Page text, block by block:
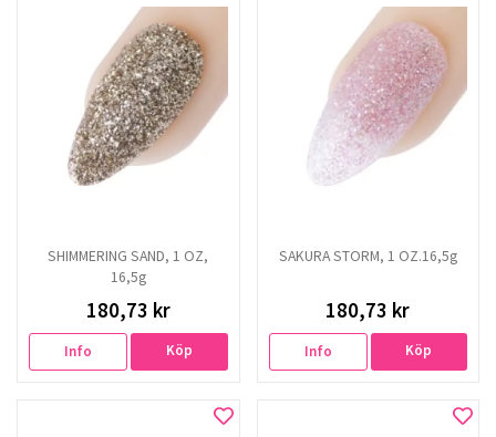
SHIMMERING SAND, 1 OZ,
16,5g
180,73 kr
Info Köp
SAKURA STORM, 1 OZ.16,5g
180,73 kr
Info Köp